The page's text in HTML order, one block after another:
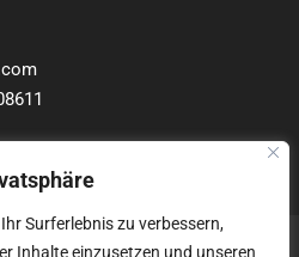
Surferlebnis zu verbessern,
Inhalte einzusetzen und unseren
Passwort vergessen